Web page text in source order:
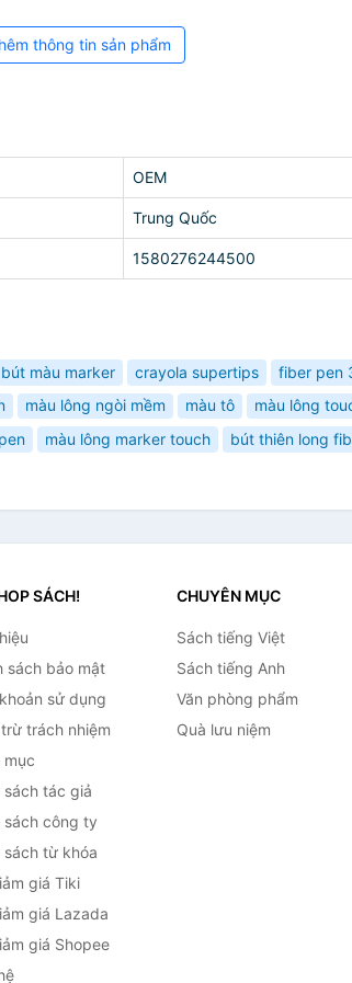
thông tin sản phẩm
OEM
Trung Quốc
1580276244500
bút màu marker crayola supertips fiber pen
màu lông ngòi mềm màu tô màu lông
màu lông marker touch bút thiên long
SÁCH!
sách bảo mật
sử dụng
trách nhiệm
mục
sách tác giả
sách công ty
sách từ khóa
giá Tiki
giá Lazada
giá Shopee
CHUYÊN MỤC
Sách tiếng Việt
Sách tiếng Anh
Văn phòng phẩm
Quà lưu niệm